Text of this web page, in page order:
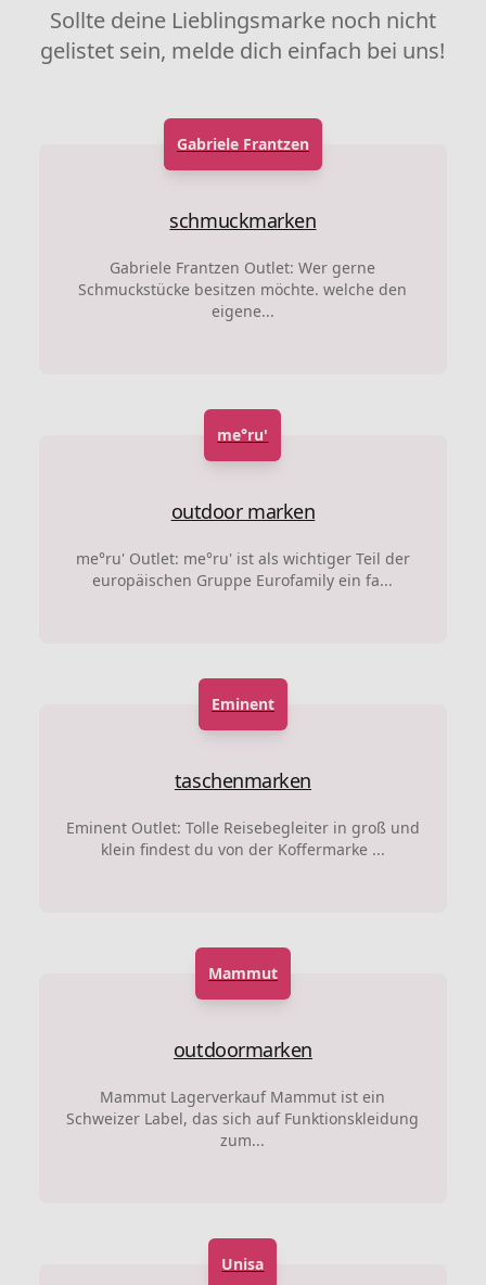
Sollte deine Lieblingsmarke noch nicht
gelistet sein, melde dich einfach bei uns!
Gabriele Frantzen
schmuckmarken
Gabriele Frantzen Outlet: Wer gerne
Schmuckstücke besitzen möchte. welche den
eigene...
me°ru'
outdoor marken
me°ru' Outlet: me°ru' ist als wichtiger Teil der
europäischen Gruppe Eurofamily ein fa...
Eminent
taschenmarken
Eminent Outlet: Tolle Reisebegleiter in groß und
klein findest du von der Koffermarke ...
Mammut
outdoormarken
Mammut Lagerverkauf Mammut ist ein
Schweizer Label, das sich auf Funktionskleidung
zum...
Unisa